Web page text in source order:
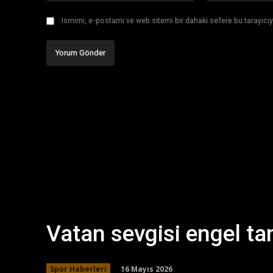
Ismimi, e-postamı ve web sitemi bir dahaki sefere bu